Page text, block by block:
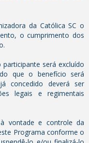
da Católica SC o
o cumprimento dos
será excluído
que o benefício será
concedido deverá ser
legais e regimentais
vontade e controle da
Programa conforme o